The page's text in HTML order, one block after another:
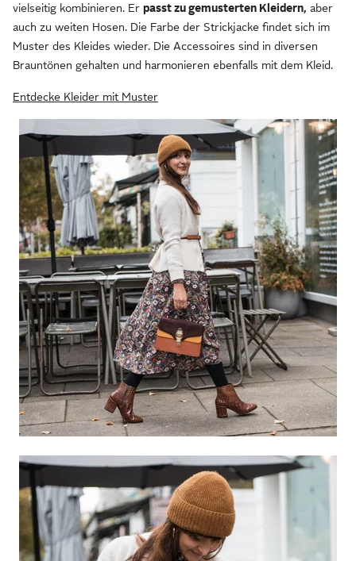
vielseitig kombinieren. Er passt zu gemusterten Kleidern, aber
auch zu weiten Hosen. Die Farbe der Strickjacke findet sich im
Muster des Kleides wieder. Die Accessoires sind in diversen
Brauntönen gehalten und harmonieren ebenfalls mit dem Kleid.
Entdecke Kleider mit Muster